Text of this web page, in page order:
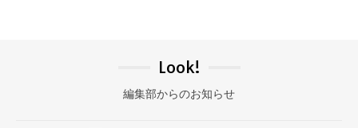
Look!
編集部からのお知らせ